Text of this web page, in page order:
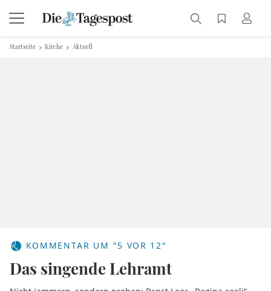
Startseite Kirche Aktuell
KOMMENTAR UM "5 VOR 12"
Das singende Lehramt